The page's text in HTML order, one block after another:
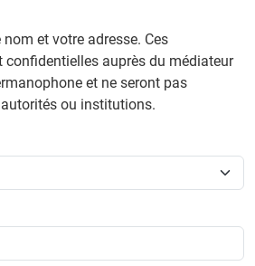
et votre adresse. Ces
auprès du médiateur
et ne seront pas
ou institutions.